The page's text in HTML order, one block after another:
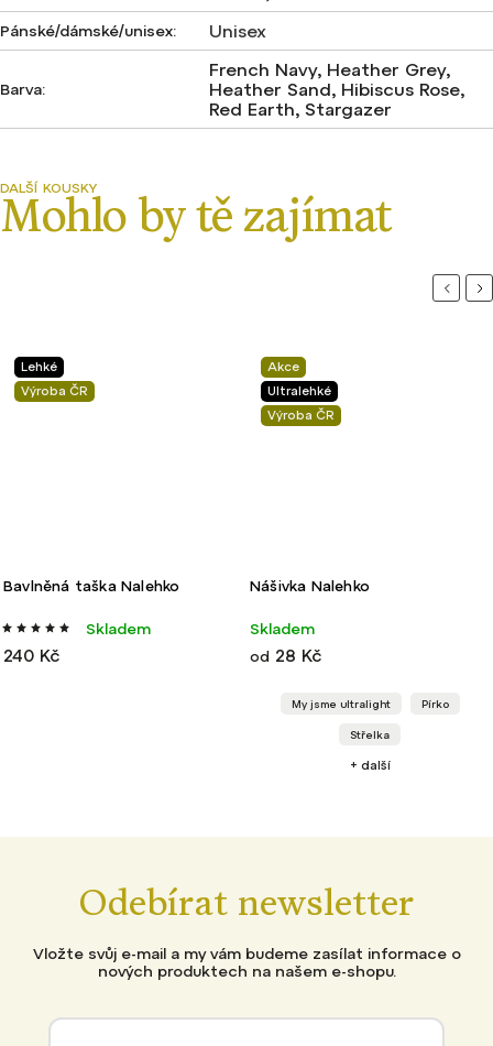
Pánské/dámské/unisex: Unisex
Barva:
French Navy, Heather Grey,
Heather Sand, Hibiscus Rose,
Red Earth, Stargazer
Lehké
Výroba ČR
Bavlněná taška Nalehko
Skladem
240 Kč
Akce
Ultralehké
Výroba ČR
Nášivka Nalehko
Skladem
od 28 Kč
My jsme ultralight Pírko
Střelka
+ další
Odebírat newsletter
Vložte svůj e-mail a my vám budeme zasílat informace o
nových produktech na našem e-shopu.